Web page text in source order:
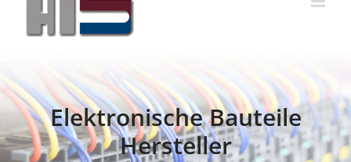
Elektronische Bauteile
Hersteller